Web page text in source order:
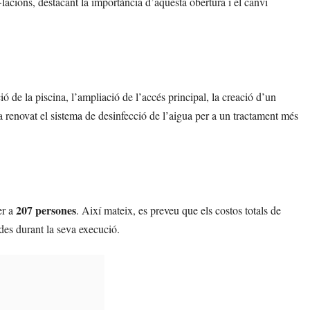
la piscina, l’ampliació de l’accés principal, la creació d’un
el sistema de desinfecció de l’aigua per a un tractament més
a 207 persones. Així mateix, es preveu que els costos totals de
durant la seva execució.